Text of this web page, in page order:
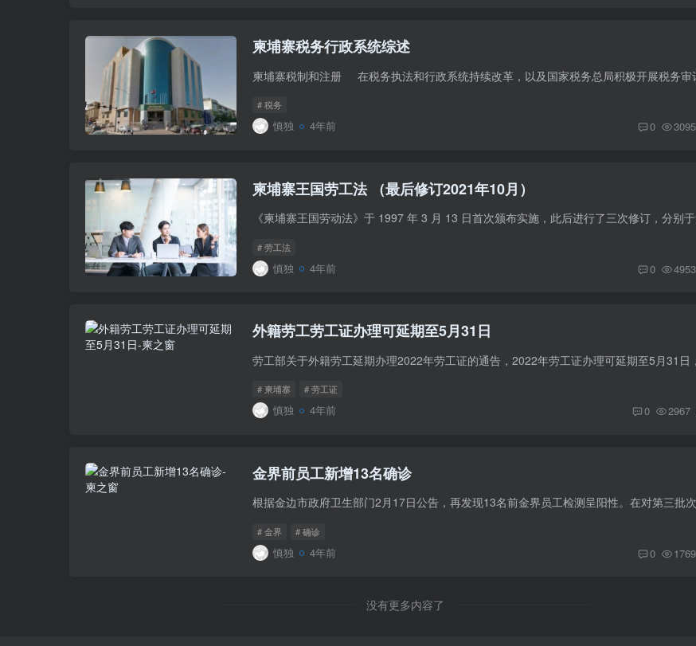
柬埔寨税务行政系统综述
# 税务
慎独 4年前 0 3095
柬埔寨王国劳工法 （最后修订2021年10月）
# 劳工法
慎独 4年前 0 4953
外籍劳工劳工证办理可延期至5月31日
# 柬埔寨 # 劳工证
慎独 4年前 0 2967
金界前员工新增13名确诊
# 金界 # 确诊
慎独 4年前 0 1769
没有更多内容了